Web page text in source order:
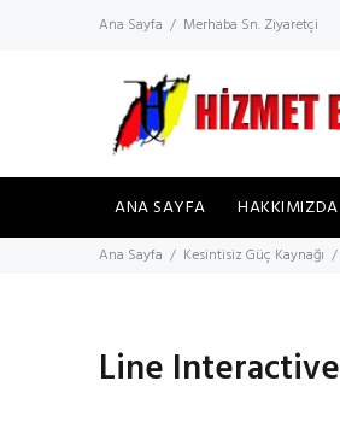
Ana Sayfa Merhaba Sn. Ziyaretçi
ANA SAYFA HAKKIMIZDA
Ana Sayfa Kesintisiz Güç Kaynağı
Line Interactive